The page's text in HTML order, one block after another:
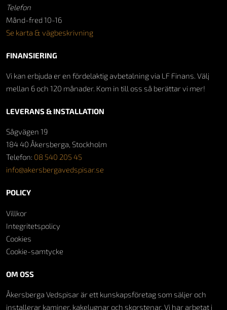
OM OSS
Åkersberga Vedspisar är ett kunskapsföretag som säljer och
installerar kaminer, kakelugnar och skorstenar. Vi har arbetat i
Telefon
Månd-fred 10-16
Se karta & vägbeskrivning
FINANSIERING
Vi kan erbjuda er en fördelaktig avbetalning via LF Finans. Välj
mellan 6 och 120 månader. Kom in till oss så berättar vi mer!
LEVERANS & INSTALLATION
Sågvägen 19
184 40 Åkersberga, Stockholm
Telefon: 08 540 205 45
info@akersbergavedspisar.se
POLICY
Villkor
Integritetspolicy
Cookies
Cookie-samtycke